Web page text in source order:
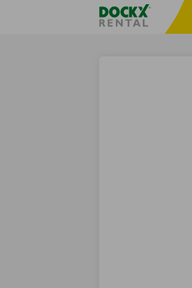
Taalselectie overslaanFratello DEMO